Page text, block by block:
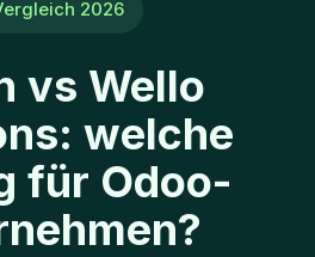
2026
vs Wello
welche
für Odoo-